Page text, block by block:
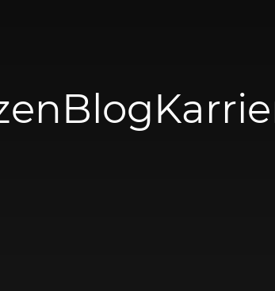
Blog